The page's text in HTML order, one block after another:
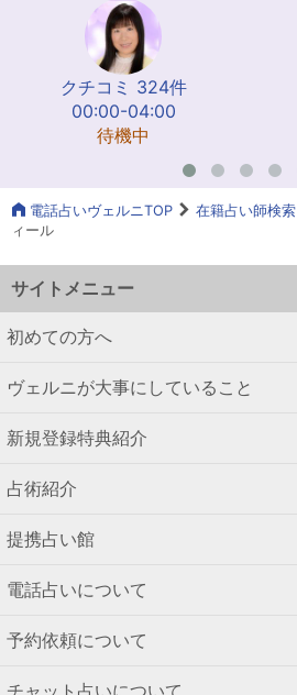
クチコミ 324件
00:00-04:00
待機中
電話占いヴェルニTOP 在籍占い師検索
ィール
サイトメニュー
初めての方へ
ヴェルニが大事にしていること
新規登録特典紹介
占術紹介
提携占い館
電話占いについて
予約依頼について
チャット占いについて